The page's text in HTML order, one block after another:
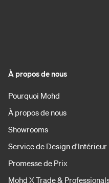
À propos de nous
Pourquoi Mohd
À propos de nous
Showrooms
Service de Design d'Intérieur
Promesse de Prix
Mohd X Trade &